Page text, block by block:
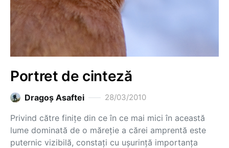
Portret de cinteză
Dragoş Asaftei 28/03/2010
Privind către finiţe din ce în ce mai mici în această
lume dominată de o măreţie a cărei amprentă este
puternic vizibilă, constaţi cu uşurinţă importanţa